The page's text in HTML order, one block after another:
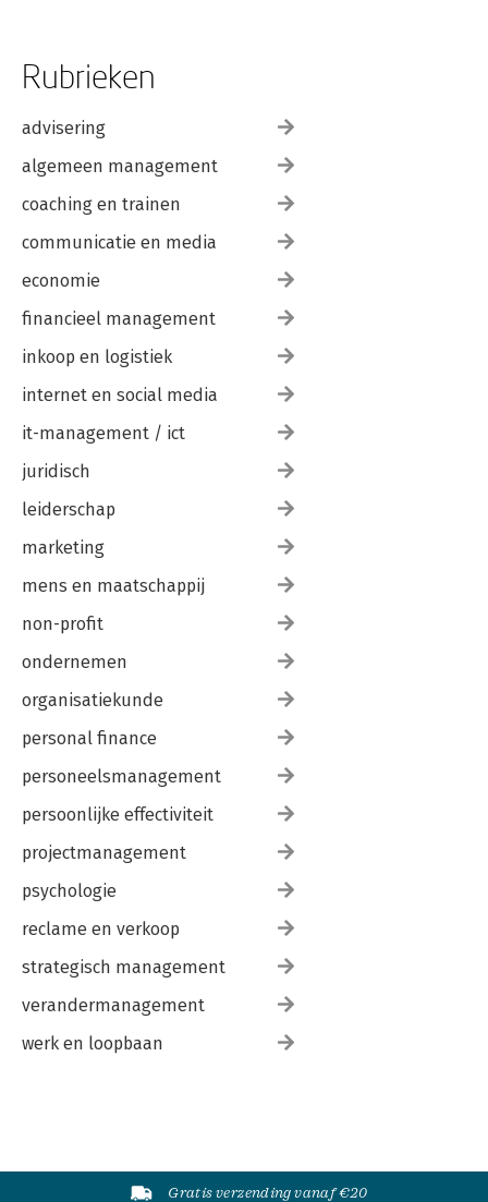
Rubrieken
advisering
algemeen management
coaching en trainen
communicatie en media
economie
financieel management
inkoop en logistiek
internet en social media
it-management / ict
juridisch
leiderschap
marketing
mens en maatschappij
non-profit
ondernemen
organisatiekunde
personal finance
personeelsmanagement
persoonlijke effectiviteit
projectmanagement
psychologie
reclame en verkoop
strategisch management
verandermanagement
werk en loopbaan
Gratis verzending vanaf €20